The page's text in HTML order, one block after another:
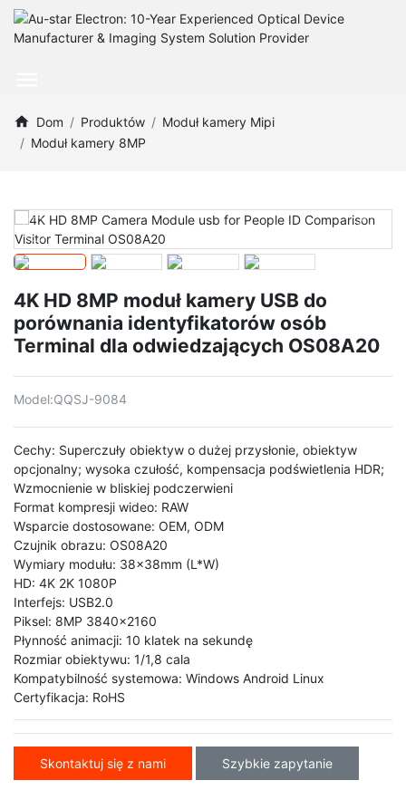
Dom Produktów
Moduł kamery Mipi
Moduł kamery 8MP
4K HD 8MP moduł kamery USB do
porównania identyfikatorów osób
Terminal dla odwiedzających OS08A20
Model:QQSJ-9084
Cechy: Superczuły obiektyw o dużej przysłonie, obiektyw
opcjonalny; wysoka czułość, kompensacja podświetlenia HDR;
Wzmocnienie w bliskiej podczerwieni
Format kompresji wideo: RAW
Wsparcie dostosowane: OEM, ODM
Czujnik obrazu: OS08A20
Wymiary modułu: 38x38mm (L*W)
HD: 4K 2K 1080P
Interfejs: USB2.0
Piksel: 8MP 3840x2160
Płynność animacji: 10 klatek na sekundę
Rozmiar obiektywu: 1/1,8 cala
Kompatybilność systemowa: Windows Android Linux
Certyfikacja: RoHS
Skontaktuj się z nami Szybkie zapytanie